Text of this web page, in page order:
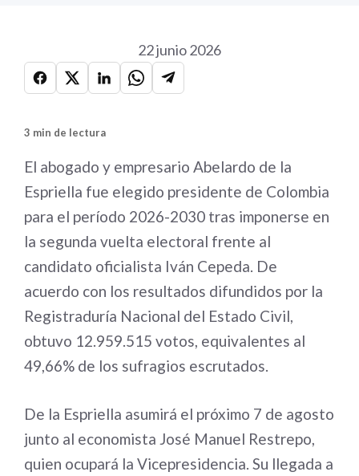
22 junio 2026
3 min de lectura
El abogado y empresario Abelardo de la
Espriella fue elegido presidente de Colombia
para el período 2026-2030 tras imponerse en
la segunda vuelta electoral frente al
candidato oficialista Iván Cepeda. De
acuerdo con los resultados difundidos por la
Registraduría Nacional del Estado Civil,
obtuvo 12.959.515 votos, equivalentes al
49,66% de los sufragios escrutados.
De la Espriella asumirá el próximo 7 de agosto
junto al economista José Manuel Restrepo,
quien ocupará la Vicepresidencia. Su llegada a